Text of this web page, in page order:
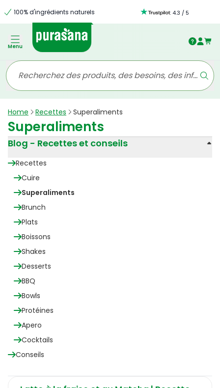
100% d'ingrédients naturels : 4.3 /5
Menu
Home Recettes Superaliments
Superaliments
Blog - Recettes et conseils
Recettes
Cuire
Superaliments
Brunch
Plats
Boissons
Shakes
Desserts
BBQ
Bowls
Protéines
Apero
Cocktails
Conseils